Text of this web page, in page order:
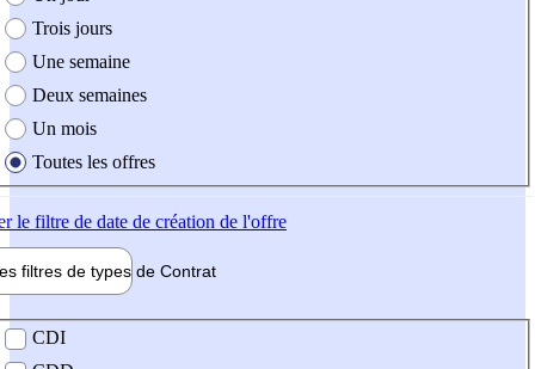
Trois jours
Une semaine
Deux semaines
Un mois
Toutes les offres
le filtre de date de création de l'offre
filtres de types de Contrat
contrat
CDI